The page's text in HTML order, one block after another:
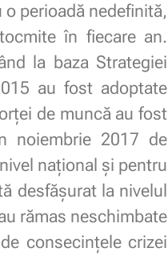
perioadă nedefinită,
în fiecare an.
la baza Strategiei
au fost adoptate
de muncă au fost
noiembrie 2017 de
național și pentru
desfășurat la nivelul
rămas neschimbate
consecințele crizei